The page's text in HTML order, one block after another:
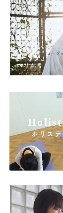
ミュージ
ホリステ